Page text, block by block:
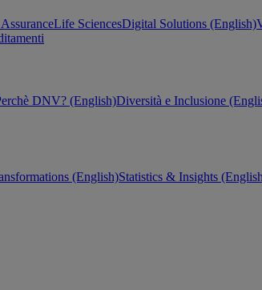
Life SciencesDigital Solutions (English)
DNV? (English)Diversità e Inclusione
(English)Statistics & Insights